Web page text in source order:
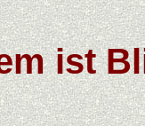
ist